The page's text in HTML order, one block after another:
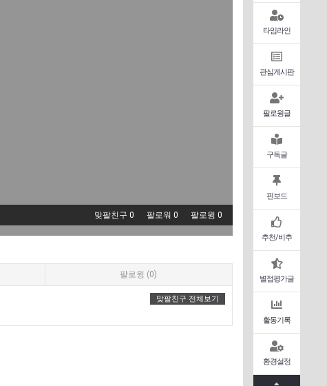
타임라인
관심게시판
팔로윙글
구독글
핀보드
추천/비추
별점평가글
활동기록
환경설정
맞팔친구 0 팔로워 0 팔로윙 0
팔로윙 (0)
맞팔친구 전체보기